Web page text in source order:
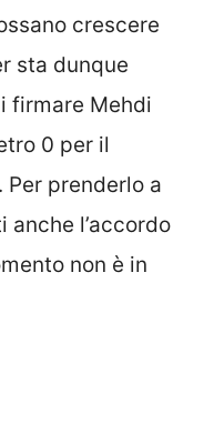
crescere
sta dunque
firmare Mehdi
0 per il
prenderlo a
l’accordo
non è in